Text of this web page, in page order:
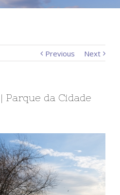
Previous Next
Parque da Cidade